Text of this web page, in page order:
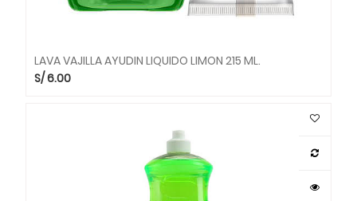
LAVA VAJILLA AYUDIN LIQUIDO LIMON 215 ML.
S/6.00